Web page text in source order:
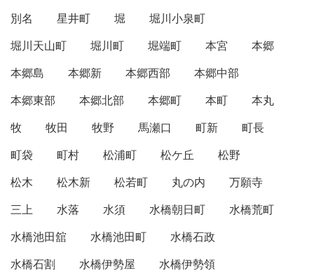
別名
星井町 堀
堀川小泉町
堀川天山町
堀川町 堀端町 本宮
本郷
本郷島
本郷新 本郷西部
本郷中部
本郷東部
本郷北部 本郷町 本町
本丸
牧
牧田 牧野 馬瀬口 町新
町長
町袋
町村 松浦町 松ケ丘
松野
松木
松木新 松若町 丸の内
万願寺
三上
水落 水須 水橋朝日町
水橋荒町
水橋池田舘
水橋池田町
水橋石政
水橋石割
水橋伊勢屋
水橋伊勢領